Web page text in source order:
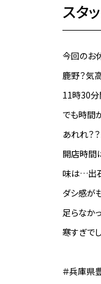
スタ
今回のお
鹿野？気
11時30
でも時間
あれれ？
開店時間
味は…出
ダシ感が
足らなか
寒すぎで
＃兵庫県